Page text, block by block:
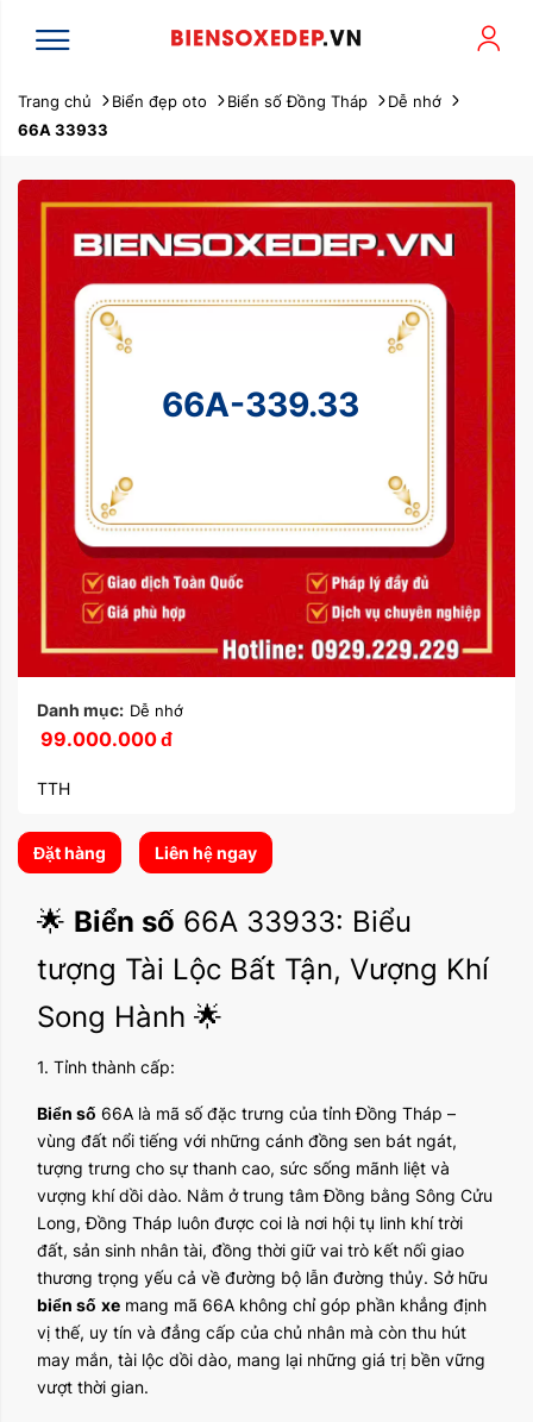
Trang chủ Biển đẹp oto Biển số Đồng Tháp
Dễ nhớ
66A 33933
66A-339.33
Danh mục: Dễ nhớ
99.000.000đ
TTH
Đặt hàng Liên hệ ngay
🌟 Biển số 66A 33933: Biểu
tượng Tài Lộc Bất Tận, Vượng Khí
Song Hành 🌟
1. Tỉnh thành cấp:
Biển số 66A là mã số đặc trưng của tỉnh Đồng Tháp –
vùng đất nổi tiếng với những cánh đồng sen bát ngát,
tượng trưng cho sự thanh cao, sức sống mãnh liệt và
vượng khí dồi dào. Nằm ở trung tâm Đồng bằng Sông Cửu
Long, Đồng Tháp luôn được coi là nơi hội tụ linh khí trời
đất, sản sinh nhân tài, đồng thời giữ vai trò kết nối giao
thương trọng yếu cả về đường bộ lẫn đường thủy. Sở hữu
biển số xe mang mã 66A không chỉ góp phần khẳng định
vị thế, uy tín và đẳng cấp của chủ nhân mà còn thu hút
may mắn, tài lộc dồi dào, mang lại những giá trị bền vững
vượt thời gian.